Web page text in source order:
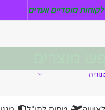
לקוחות מוסדיים וועדים